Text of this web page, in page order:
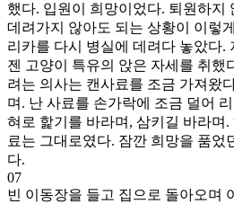
했다. 입원이 희망이었다. 퇴원하지
데려가지 않아도 되는 상황이 이렇
리카를 다시 병실에 데려다 놓았다.
젠 고양이 특유의 앉은 자세를 취했
려는 의사는 캔사료를 조금 가져왔
며. 난 사료를 손가락에 조금 덜어
혀로 핥기를 바라며, 삼키길 바라며
료는 그대로였다. 잠깐 희망을 품었
다.
07
빈 이동장을 들고 집으로 돌아오며